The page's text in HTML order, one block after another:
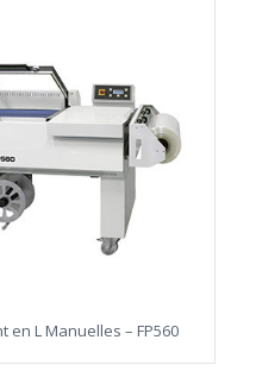
L Manuelles – FP560